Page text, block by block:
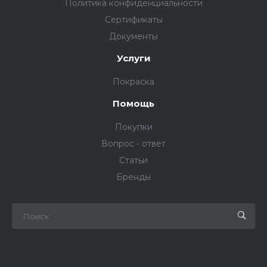
Политика конфиденциальности
Сертификаты
Документы
Услуги
Покраска
Помощь
Покупки
Вопрос - ответ
Статьи
Бренды